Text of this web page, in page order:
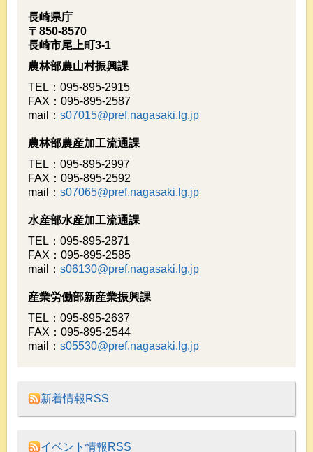
長崎県庁
〒850-8570
長崎市尾上町3-1
農林部農山村振興課
TEL：095-895-2915
FAX：095-895-2587
mail： s07015@pref.nagasaki.lg.jp
農林部農産加工流通課
TEL：095-895-2997
FAX：095-895-2592
mail： s07065@pref.nagasaki.lg.jp
水産部水産加工流通課
TEL：095-895-2871
FAX：095-895-2585
mail： s06130@pref.nagasaki.lg.jp
産業労働部新産業振興課
TEL：095-895-2637
FAX：095-895-2544
mail： s05530@pref.nagasaki.lg.jp
新着情報RSS
イベント情報RSS